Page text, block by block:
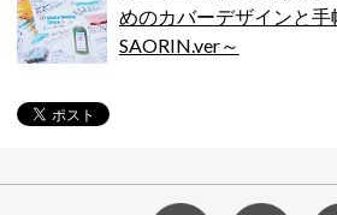
めのカバーデザインと手
SAORIN.ver～